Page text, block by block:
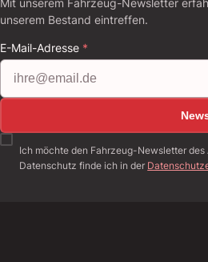
Mit unserem Fahrzeug-Newsletter
unserem Bestand eintreffen.
E-Mail-Adresse *
Ich möchte den Fahrzeug-Newsletter
Datenschutz finde ich in der